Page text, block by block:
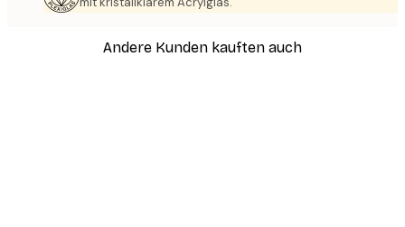
Andere Kunden kauften auch